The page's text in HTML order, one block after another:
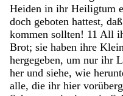
Heiden in ihr Heiligtum
doch geboten hattest, daß
kommen sollten! 11 All
Brot; sie haben ihre
hergegeben, um nur ihr
her und siehe, wie
alle, die ihr hier